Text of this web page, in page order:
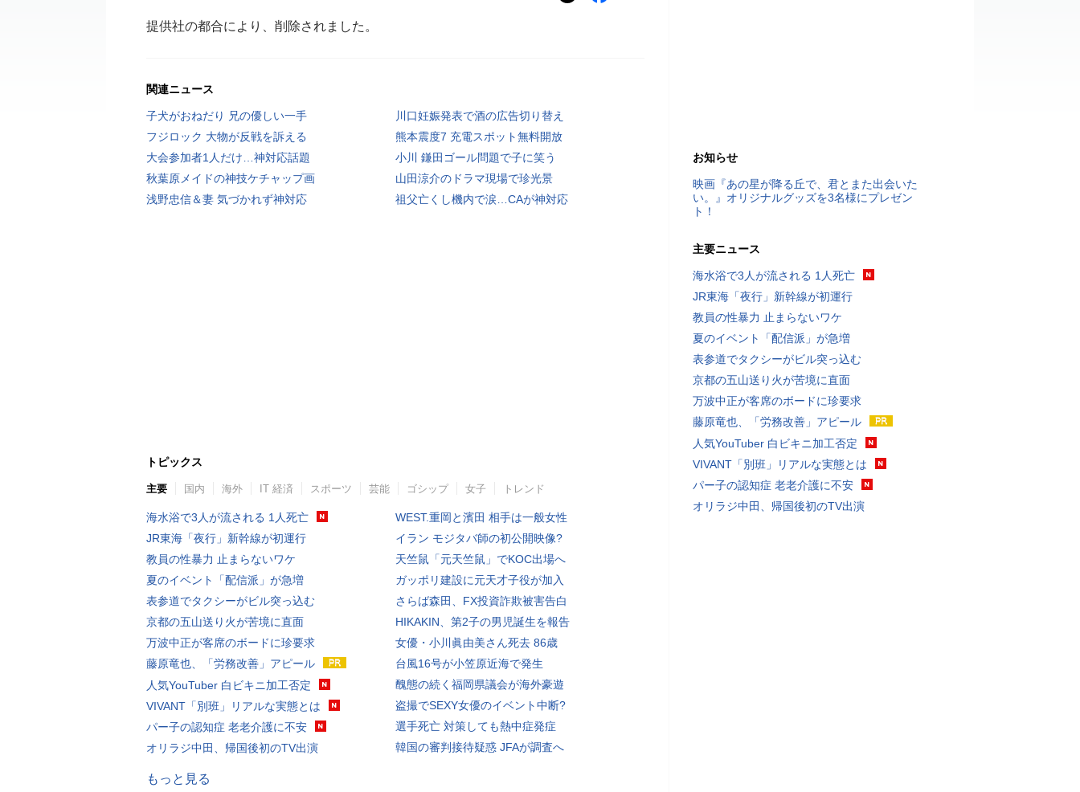
提供社の都合により、削除されました。
関連ニュース
子犬がおねだり 兄の優しい一手
川口妊娠発表で酒の広告切り替え
フジロック 大物が反戦を訴える
熊本震度7 充電スポット無料開放
大会参加者1人だけ…神対応話題
小川 鎌田ゴール問題で子に笑う
秋葉原メイドの神技ケチャップ画
山田涼介のドラマ現場で珍光景
浅野忠信＆妻 気づかれず神対応
祖父亡くし機内で涙…CAが神対応
トピックス
主要 国内 海外 IT 経済 スポーツ 芸能 ゴシップ 女子 トレンド
海水浴で3人が流される 1人死亡
JR東海「夜行」新幹線が初運行
教員の性暴力 止まらないワケ
夏のイベント「配信派」が急増
表参道でタクシーがビル突っ込む
京都の五山送り火が苦境に直面
万波中正が客席のボードに珍要求
藤原竜也、「労務改善」アピール
人気YouTuber 白ビキニ加工否定
VIVANT「別班」リアルな実態とは
パー子の認知症 老老介護に不安
オリラジ中田、帰国後初のTV出演
WEST.重岡と濱田 相手は一般女性
イラン モジタバ師の初公開映像?
天竺鼠「元天竺鼠」でKOC出場へ
ガッポリ建設に元天才子役が加入
さらば森田、FX投資詐欺被害告白
HIKAKIN、第2子の男児誕生を報告
女優・小川眞由美さん死去 86歳
台風16号が小笠原近海で発生
醜態の続く福岡県議会が海外豪遊
盗撮でSEXY女優のイベント中断?
選手死亡 対策しても熱中症発症
韓国の審判接待疑惑 JFAが調査へ
もっと見る
お知らせ
映画『あの星が降る丘で、君とまた出会いた
い。』オリジナルグッズを3名様にプレゼン
ト！
主要ニュース
海水浴で3人が流される 1人死亡
JR東海「夜行」新幹線が初運行
教員の性暴力 止まらないワケ
夏のイベント「配信派」が急増
表参道でタクシーがビル突っ込む
京都の五山送り火が苦境に直面
万波中正が客席のボードに珍要求
藤原竜也、「労務改善」アピール
人気YouTuber 白ビキニ加工否定
VIVANT「別班」リアルな実態とは
パー子の認知症 老老介護に不安
オリラジ中田、帰国後初のTV出演